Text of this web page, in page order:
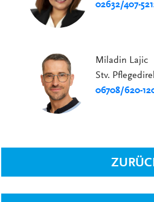
02632/407-
Miladin Lajic
Stv.
06708/620-